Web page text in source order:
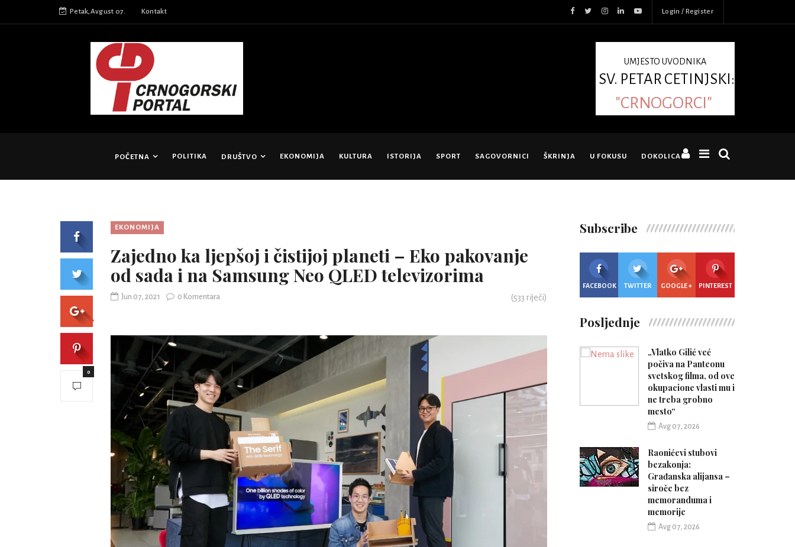
Petak,Avgust 07. Kontakt Login / Register
UMJESTO UVODNIKA
SV. PETAR CETINJSKI:
"CRNOGORCI"
POČETNA POLITIKA DRUŠTVO EKONOMIJA KULTURA ISTORIJA SPORT SAGOVORNICI ŠKRINJA U FOKUSU DOKOLICA
EKONOMIJA
Zajedno ka ljepšoj i čistijoj planeti – Eko pakovanje
od sada i na Samsung Neo QLED televizorima
Jun 07, 2021 0 Komentara (533 riječi)
0
Subscribe
FACEBOOK TWITTER GOOGLE + PINTEREST
Posljednje
„Vlatko Gilić već
počiva na Panteonu
svetskog filma, od ove
okupacione vlasti mu i
ne treba grobno
mesto“
Avg 07, 2026
Raonićevi stubovi
bezakonja:
Građanska alijansa –
siroče bez
memoranduma i
memorije
Avg 07, 2026